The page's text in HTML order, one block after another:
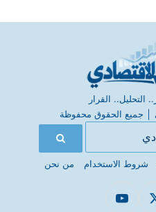
القرار
جميع الحقوق محفوظة
شروط الاستخدام من نحن